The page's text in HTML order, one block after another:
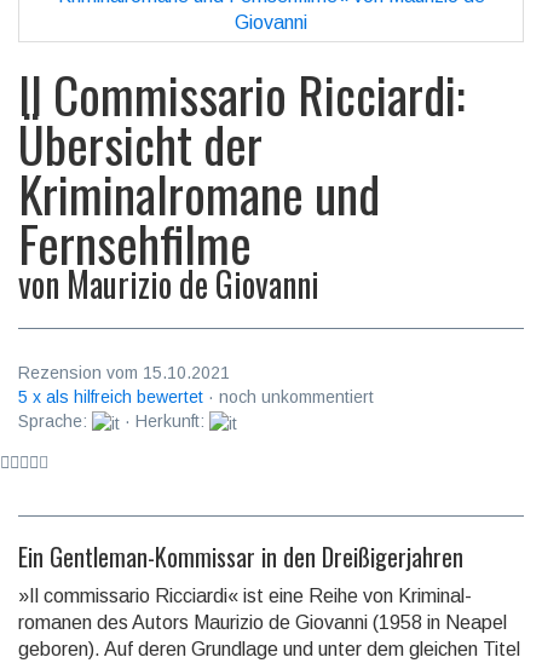
Il Commissario Ricciardi:
Übersicht der
Kriminalromane und
Fernsehfilme
von Maurizio de Giovanni
Rezension vom 15.10.2021
5 x als hilfreich bewertet · noch unkommentiert
Sprache:
· Herkunft:
Ein Gentleman-Kommissar in den Dreißigerjahren
»Il commissario Ricciardi« ist eine Reihe von Kriminal­
romanen des Autors Maurizio de Giovanni (1958 in Neapel
geboren). Auf deren Grundlage und unter dem gleichen Titel